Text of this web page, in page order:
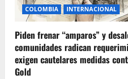
COLOMBIA INTERNACIONAL
Piden frenar “amparos” y
comunidades radican
exigen cautelares medidas
Gold